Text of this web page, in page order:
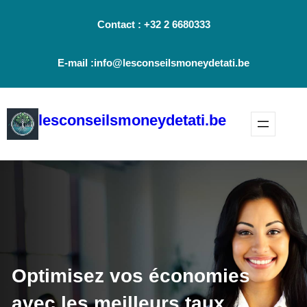
Contact : +32 2 6680333
E-mail :info@lesconseilsmoneydetati.be
lesconseilsmoneydetati.be
Optimisez vos économies